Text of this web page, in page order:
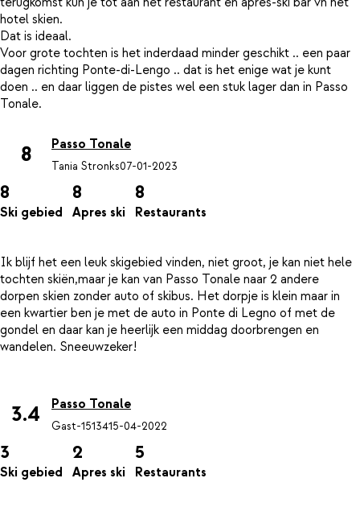
hotel skien.
Dat is ideaal.
Voor grote tochten is het inderdaad minder geschikt .. een paar
dagen richting Ponte-di-Lengo .. dat is het enige wat je kunt
doen .. en daar liggen de pistes wel een stuk lager dan in Passo
8 Passo Tonale
Tania Stronks07-01-2023
8
Ski gebied
8
Apres ski
8
Restaurants
Ik blijf het een leuk skigebied vinden, niet groot, je kan niet hele
tochten skiën,maar je kan van Passo Tonale naar 2 andere
dorpen skien zonder auto of skibus. Het dorpje is klein maar in
een kwartier ben je met de auto in Ponte di Legno of met de
gondel en daar kan je heerlijk een middag doorbrengen en
wandelen. Sneeuwzeker!
3.4 Passo Tonale
Gast-1513415-04-2022
3
Ski gebied
2
Apres ski
5
Restaurants